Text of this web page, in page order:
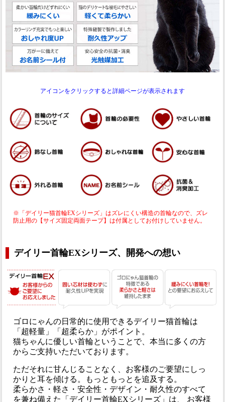
アイコンをクリックすると詳細ページが表示されます
※「デイリー猫首輪EXシリーズ」はズレにくい構造の首輪なので、ズレ
防止用の【サイズ固定両面テープ】は付属としてお付けしていません。
デイリー首輪EXシリーズ、開発への想い
ゴロにゃんの日常的に使用できるデイリー猫首輪は
「超軽量」「超柔らか」がポイント。
猫ちゃんに優しい首輪ということで、本当に多くの方
からご支持いただいております。
ただそれに甘んじることなく、お客様のご要望にしっ
かりと耳を傾ける。もっともっとを追及する。
柔らかさ・軽さ・安全性・デザイン・耐久性のすべて
を兼ね備えた「デイリー首輪EXシリーズ」は、 お客様